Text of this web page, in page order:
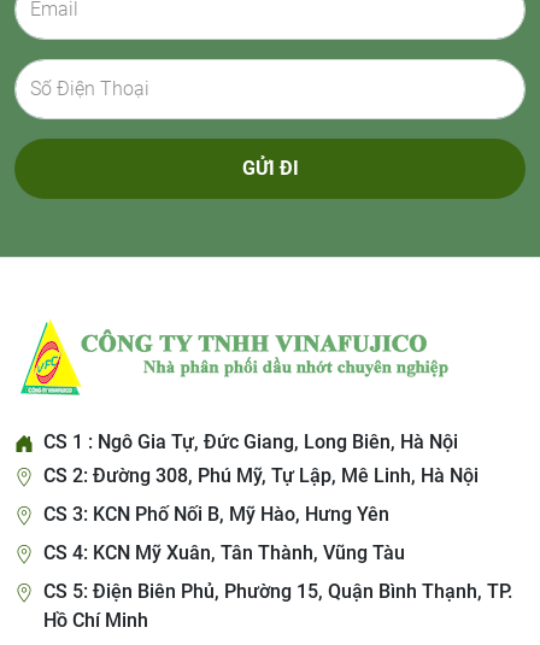
GỬI ĐI
CS 1 : Ngô Gia Tự, Đức Giang, Long Biên, Hà Nội
CS 2: Đường 308, Phú Mỹ, Tự Lập, Mê Linh, Hà Nội
CS 3: KCN Phố Nối B, Mỹ Hào, Hưng Yên
CS 4: KCN Mỹ Xuân, Tân Thành, Vũng Tàu
CS 5: Điện Biên Phủ, Phường 15, Quận Bình Thạnh, TP.
Hồ Chí Minh